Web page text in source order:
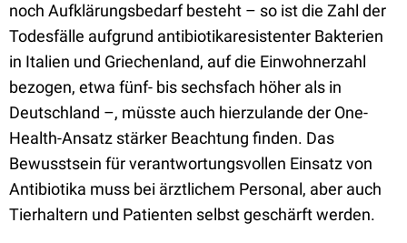
noch Aufklärungsbedarf besteht – so ist die Zahl der
Todesfälle aufgrund antibiotikaresistenter Bakterien
in Italien und Griechenland, auf die Einwohnerzahl
bezogen, etwa fünf- bis sechsfach höher als in
Deutschland –, müsste auch hierzulande der One-
Health-Ansatz stärker Beachtung finden. Das
Bewusstsein für verantwortungsvollen Einsatz von
Antibiotika muss bei ärztlichem Personal, aber auch
Tierhaltern und Patienten selbst geschärft werden.